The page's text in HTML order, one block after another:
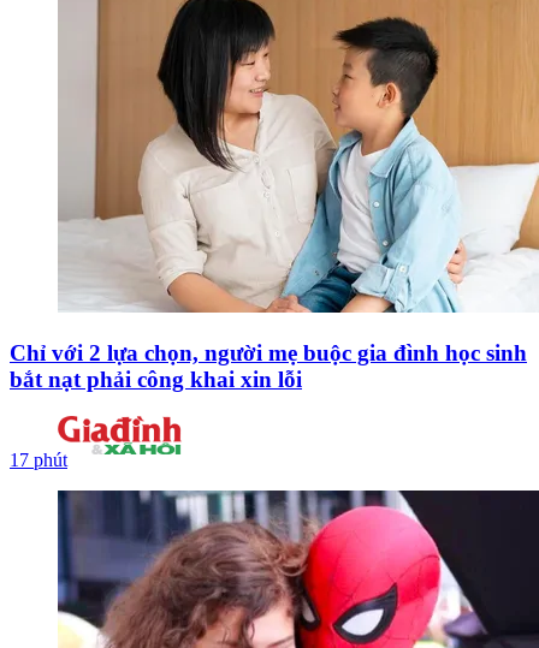
Chỉ với 2 lựa chọn, người mẹ buộc gia đình học sinh
bắt nạt phải công khai xin lỗi
17 phút